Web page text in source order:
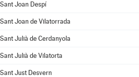
Sant Joan Despí
Sant Joan de Vilatorrada
Sant Julià de Cerdanyola
Sant Julià de Vilatorta
Sant Just Desvern